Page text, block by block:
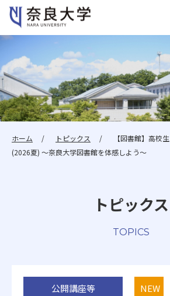
大学紹介
学部・大学院
附属施設
ホーム トピックス
【図書館】高校
(2026夏) ～奈良大学図書館を体感しよう～
トピックス
TOPICS
公開講座等 NEW